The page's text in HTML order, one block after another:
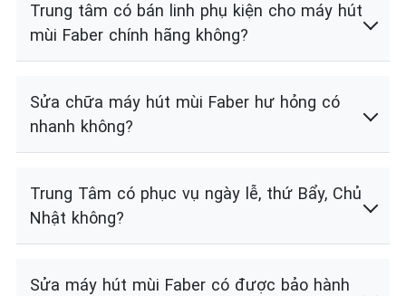
Trung tâm có bán linh phụ kiện cho máy hút
mùi Faber chính hãng không?
Sửa chữa máy hút mùi Faber hư hỏng có
nhanh không?
Trung Tâm có phục vụ ngày lễ, thứ Bẩy, Chủ
Nhật không?
Sửa máy hút mùi Faber có được bảo hành